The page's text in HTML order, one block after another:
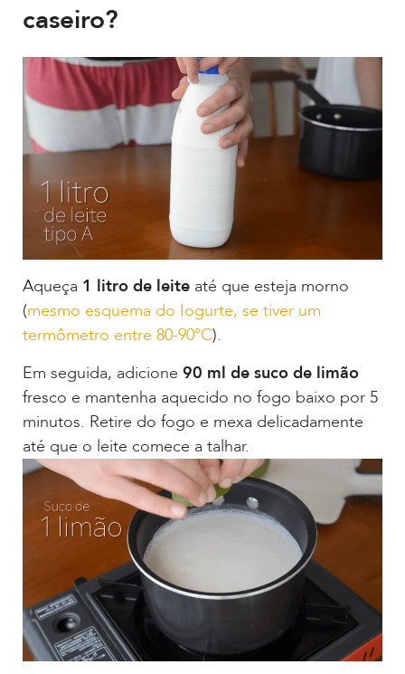
caseiro?
Aqueça 1 litro de leite até que esteja morno
(mesmo esquema do Iogurte, se tiver um
termômetro entre 80-90°C).
Em seguida, adicione 90 ml de suco de limão
fresco e mantenha aquecido no fogo baixo por 5
minutos. Retire do fogo e mexa delicadamente
até que o leite comece a talhar.